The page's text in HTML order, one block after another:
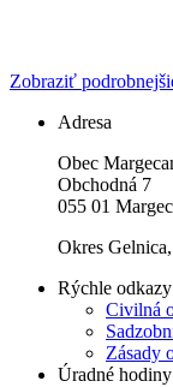
Zobraziť
Adresa
Obec
Obchodná 7
055 01
Okres
Rýchle odkazy
Civilná
Zásady
Úradné hodiny